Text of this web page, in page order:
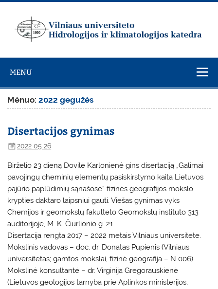
Skip
universiteto
Hidrologijos ir
klimatologijos
katedra
MENU
Mėnuo:2022 gegužės
Disertacijos gynimas
2022 05 26
Birželio 23 dieną Dovilė Karlonienė gins disertaciją „Galimai
pavojingų cheminių elementų pasiskirstymo kaita Lietuvos
pajūrio paplūdimių sąnašose“ fizinės geografijos mokslo
krypties daktaro laipsniui gauti. Viešas gynimas vyks
Chemijos ir geomokslų fakulteto Geomokslų instituto 313
auditorijoje, M. K. Čiurlionio g. 21.
Disertacija rengta 2017 – 2022 metais Vilniaus universitete.
Mokslinis vadovas – doc. dr. Donatas Pupienis (Vilniaus
universitetas; gamtos mokslai, fizinė geografija – N 006).
Mokslinė konsultantė – dr. Virginija Gregorauskienė
(Lietuvos geologijos tarnyba prie Aplinkos ministerijos,